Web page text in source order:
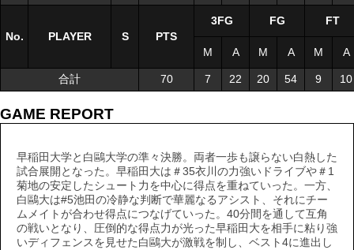
No. PLAYER S
合計
No. PLAYER S PTS
3FG FG FT
M A M A M A
合計 70 7 22 20 54 9 10
GAME REPORT
早稲田大学と白鷗大学の準々決勝。両者一歩も譲らない白熱した
試合展開となった。早稲田大は＃35衣川の力強いドライブや＃1
菊地の安定したシュート力を中心に得点を重ねていった。一方、
白鷗大は#5池田の冷静な判断で華麗なるアシスト、それにチー
ムメイトが合わせ得点につなげていった。40分間を通して互角
の戦いとなり、圧倒的な得点力が光った早稲田大を相手に粘り強
いディフェンスを見せた白鷗大が激戦を制し、ベスト4に進出し